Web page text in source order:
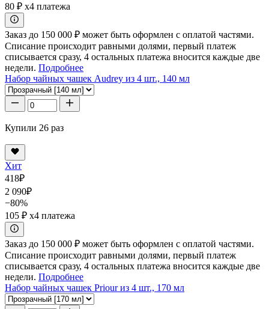
80 ₽ x4 платежа
Заказ до 150 000 ₽ может быть оформлен с оплатой частями.
Списание происходит равными долями, первый платеж
списывается сразу, 4 остальных платежа вносится каждые две
недели. Подробнее
Набор чайных чашек Audrey из 4 шт., 140 мл
Купили 26 раз
Хит
418₽
2 090₽
−80%
105 ₽ x4 платежа
Заказ до 150 000 ₽ может быть оформлен с оплатой частями.
Списание происходит равными долями, первый платеж
списывается сразу, 4 остальных платежа вносится каждые две
недели. Подробнее
Набор чайных чашек Priour из 4 шт., 170 мл